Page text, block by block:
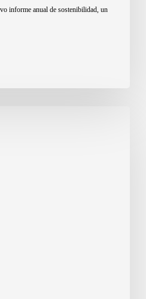
informe anual de sostenibilidad, un